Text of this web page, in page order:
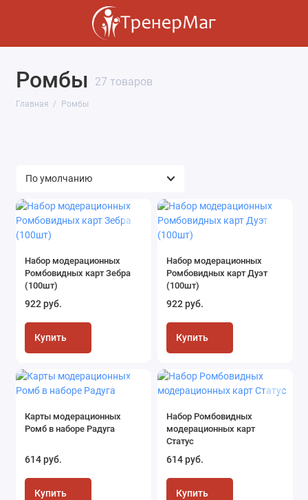
Ромбы 27 товаров
Главная Ромбы
Набор модерационных
Ромбовидных карт Зебра
(100шт)
922 руб.
Купить
Набор модерационных
Ромбовидных карт Дуэт
(100шт)
922 руб.
Купить
Карты модерационных
Ромб в наборе Радуга
614 руб.
Купить
Набор Ромбовидных
модерационных карт
Статус
614 руб.
Купить